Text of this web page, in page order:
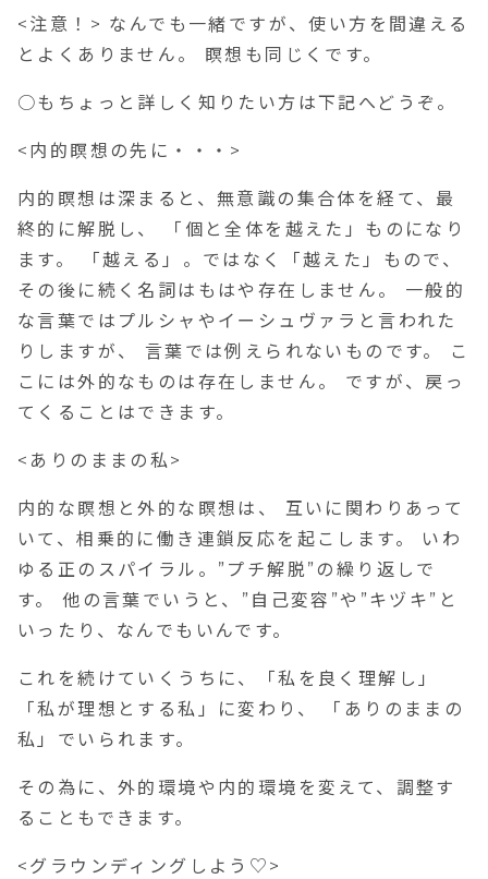
<注意！> なんでも一緒ですが、使い方を間違える
とよくありません。 瞑想も同じくです。
○もちょっと詳しく知りたい方は下記へどうぞ。
<内的瞑想の先に・・・>
内的瞑想は深まると、無意識の集合体を経て、最
終的に解脱し、 「個と全体を越えた」ものになり
ます。 「越える」。ではなく「越えた」もので、
その後に続く名詞はもはや存在しません。 一般的
な言葉ではプルシャやイーシュヴァラと言われた
りしますが、 言葉では例えられないものです。 こ
こには外的なものは存在しません。 ですが、戻っ
てくることはできます。
<ありのままの私>
内的な瞑想と外的な瞑想は、 互いに関わりあって
いて、相乗的に働き連鎖反応を起こします。 いわ
ゆる正のスパイラル。”プチ解脱”の繰り返しで
す。 他の言葉でいうと、”自己変容”や”キヅキ”と
いったり、なんでもいんです。
これを続けていくうちに、「私を良く理解し」
「私が理想とする私」に変わり、 「ありのままの
私」でいられます。
その為に、外的環境や内的環境を変えて、調整す
ることもできます。
<グラウンディングしよう♡>